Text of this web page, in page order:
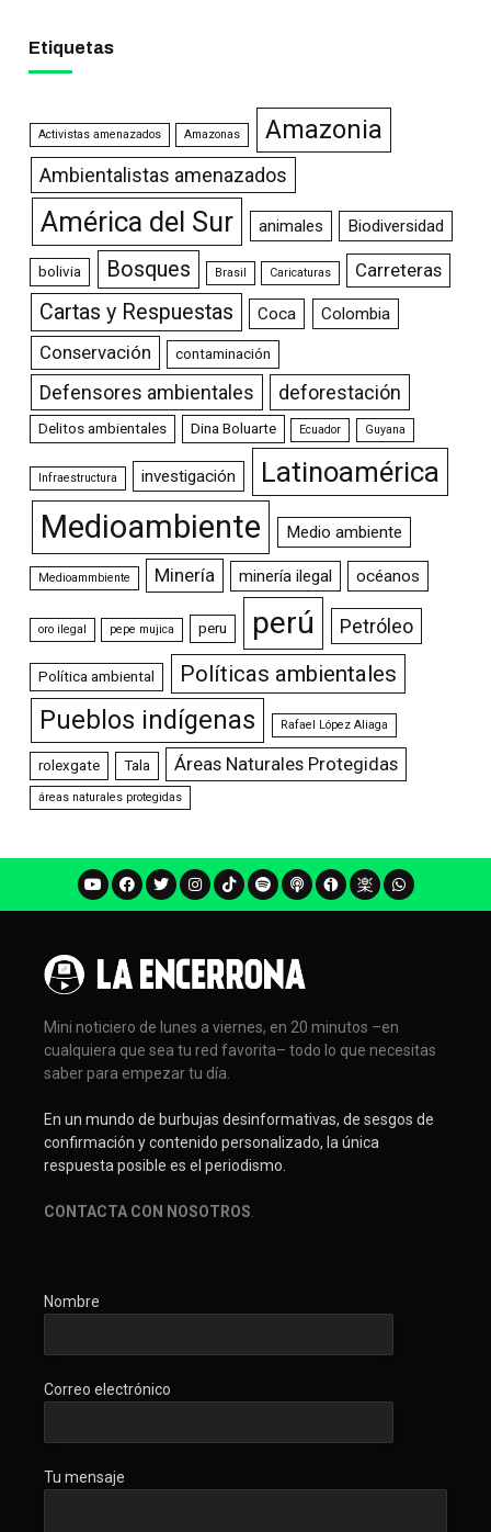
Etiquetas
Activistas amenazados Amazonas Amazonia
Ambientalistas amenazados
América del Sur animales Biodiversidad
bolivia Bosques Brasil Caricaturas Carreteras
Cartas y Respuestas Coca Colombia
Conservación contaminación
Defensores ambientales deforestación
Delitos ambientales Dina Boluarte Ecuador Guyana
Infraestructura investigación Latinoamérica
Medioambiente Medio ambiente
Medioammbiente Minería minería ilegal océanos
oro ilegal pepe mujica peru perú Petróleo
Política ambiental Políticas ambientales
Pueblos indígenas Rafael López Aliaga
rolexgate Tala Áreas Naturales Protegidas
áreas naturales protegidas
Mini noticiero de lunes a viernes, en 20 minutos –en
cualquiera que sea tu red favorita– todo lo que necesitas
saber para empezar tu día.
En un mundo de burbujas desinformativas, de sesgos de
confirmación y contenido personalizado, la única
respuesta posible es el periodismo.
CONTACTA CON NOSOTROS
Nombre
Correo electrónico
Tu mensaje